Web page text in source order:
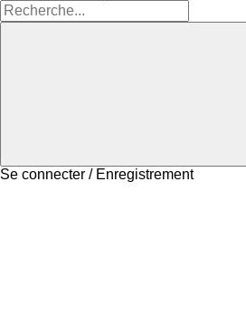
Se connecter / Enregistrement